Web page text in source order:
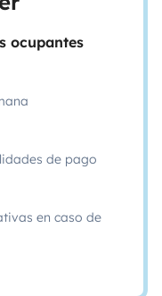
ocupantes
de pago
en caso de